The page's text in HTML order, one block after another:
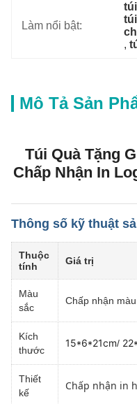
Làm nổi bật:
,
Mô Tả Sản
Túi Quà Tặng
Chấp Nhận In
Thông số kỹ thuật
Thuộc
tính
Giá trị
Màu
sắc
Chấp nhận
Kích
thước
15*6*21cm/
Thiết
kế
Chấp nhận in